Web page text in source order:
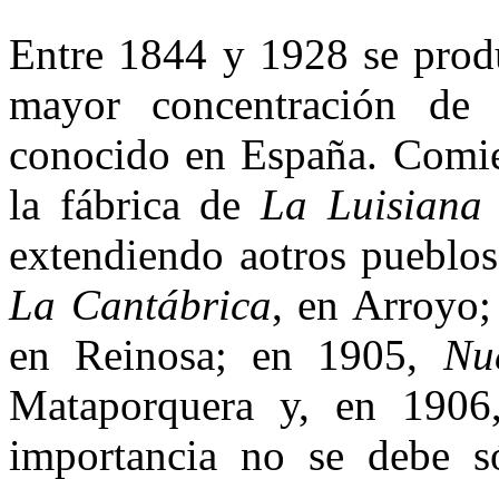
Entre 1844 y 1928 se
mayor concentración
conocido en España.
la fábrica de La Luisiana
extendiendo aotros
La Cantábrica, en
en Reinosa; en 1905,
Mataporquera y, en
importancia no se debe